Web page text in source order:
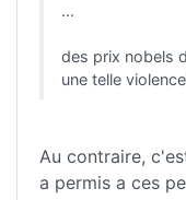
...
des prix nobels
une telle
Au contraire,
a permis a ces